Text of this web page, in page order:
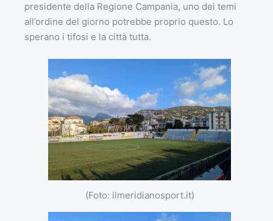
presidente della Regione Campania, uno dei temi
all’ordine del giorno potrebbe proprio questo. Lo
sperano i tifosi e la città tutta.
(Foto: ilmeridianosport.it)